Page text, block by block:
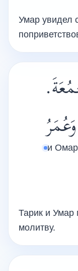
Умар увидел
وَعُمَرُ
и Омар
Тарик и Умар
молитву.